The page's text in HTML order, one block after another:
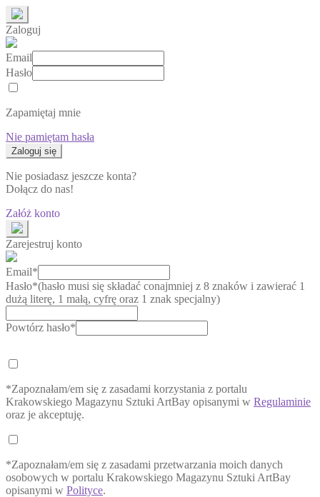
Zaloguj
Email
Hasło
Zapamiętaj mnie
Nie pamiętam hasła
Nie posiadasz jeszcze konta?
Dołącz do nas!
Załóż konto
Zarejestruj konto
Email*
Hasło*(hasło musi się składać conajmniej z 8 znaków i zawierać 1
dużą literę, 1 małą, cyfrę oraz 1 znak specjalny)
Powtórz hasło*
*Zapoznałam/em się z zasadami korzystania z portalu
Krakowskiego Magazynu Sztuki ArtBay opisanymi w Regulaminie
oraz je akceptuję.
*Zapoznałam/em się z zasadami przetwarzania moich danych
osobowych w portalu Krakowskiego Magazynu Sztuki ArtBay
opisanymi w Polityce.